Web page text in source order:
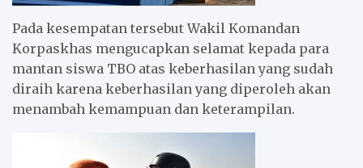
Pada kesempatan tersebut Wakil Komandan
Korpaskhas mengucapkan selamat kepada para
mantan siswa TBO atas keberhasilan yang sudah
diraih karena keberhasilan yang diperoleh akan
menambah kemampuan dan keterampilan.